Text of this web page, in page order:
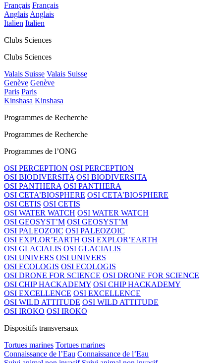
Français Français
Anglais Anglais
Italien Italien
Clubs Sciences
Clubs Sciences
Valais Suisse Valais Suisse
Genève Genève
Paris Paris
Kinshasa Kinshasa
Programmes de Recherche
Programmes de Recherche
Programmes de l’ONG
OSI PERCEPTION OSI PERCEPTION
OSI BIODIVERSITA OSI BIODIVERSITA
OSI PANTHERA OSI PANTHERA
OSI CETA’BIOSPHERE OSI CETA’BIOSPHERE
OSI CETIS OSI CETIS
OSI WATER WATCH OSI WATER WATCH
OSI GEOSYST’M OSI GEOSYST’M
OSI PALEOZOIC OSI PALEOZOIC
OSI EXPLOR’EARTH OSI EXPLOR’EARTH
OSI GLACIALIS OSI GLACIALIS
OSI UNIVERS OSI UNIVERS
OSI ECOLOGIS OSI ECOLOGIS
OSI DRONE FOR SCIENCE OSI DRONE FOR SCIENCE
OSI CHIP HACKADEMY OSI CHIP HACKADEMY
OSI EXCELLENCE OSI EXCELLENCE
OSI WILD ATTITUDE OSI WILD ATTITUDE
OSI IROKO OSI IROKO
Dispositifs transversaux
Tortues marines Tortues marines
Connaissance de l’Eau Connaissance de l’Eau